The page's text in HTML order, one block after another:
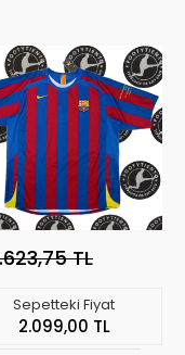
TL
Sepetteki Fiyat
2.099,00 TL